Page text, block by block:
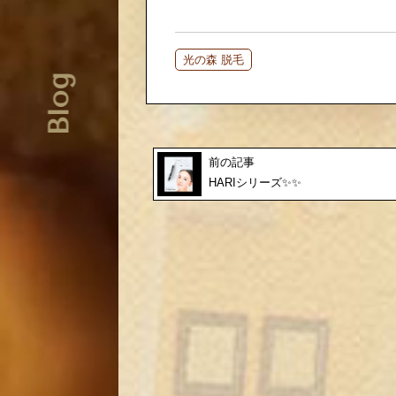
Blog
光の森 脱毛
前の記事
HARIシリーズ✨✨